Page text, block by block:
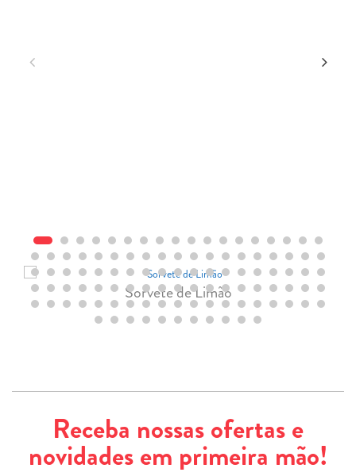
Sorvete de Limão
Receba nossas ofertas e
novidades em primeira mão!